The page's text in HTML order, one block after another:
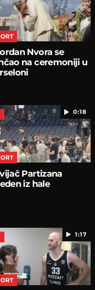
Nvora se
na ceremoniji u
0:18
Partizana
iz hale
1:17